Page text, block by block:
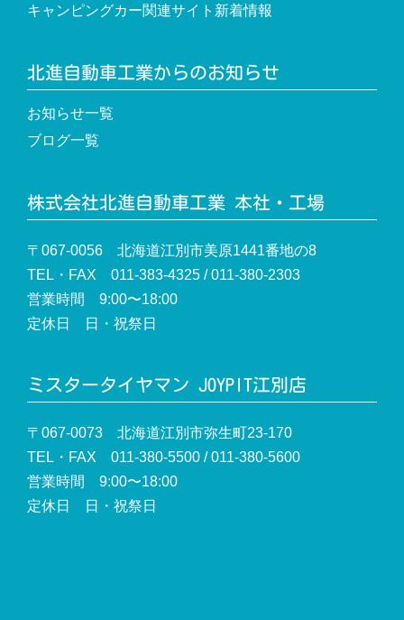
キャンピングカー関連サイト新着情報
北進自動車工業からのお知らせ
お知らせ一覧
ブログ一覧
株式会社北進自動車工業 本社・工場
〒067-0056 北海道江別市美原1441番地の8
TEL・FAX 011-383-4325 / 011-380-2303
営業時間 9:00〜18:00
定休日 日・祝祭日
ミスタータイヤマン JOYPIT江別店
〒067-0073 北海道江別市弥生町23-170
TEL・FAX 011-380-5500 / 011-380-5600
営業時間 9:00〜18:00
定休日 日・祝祭日